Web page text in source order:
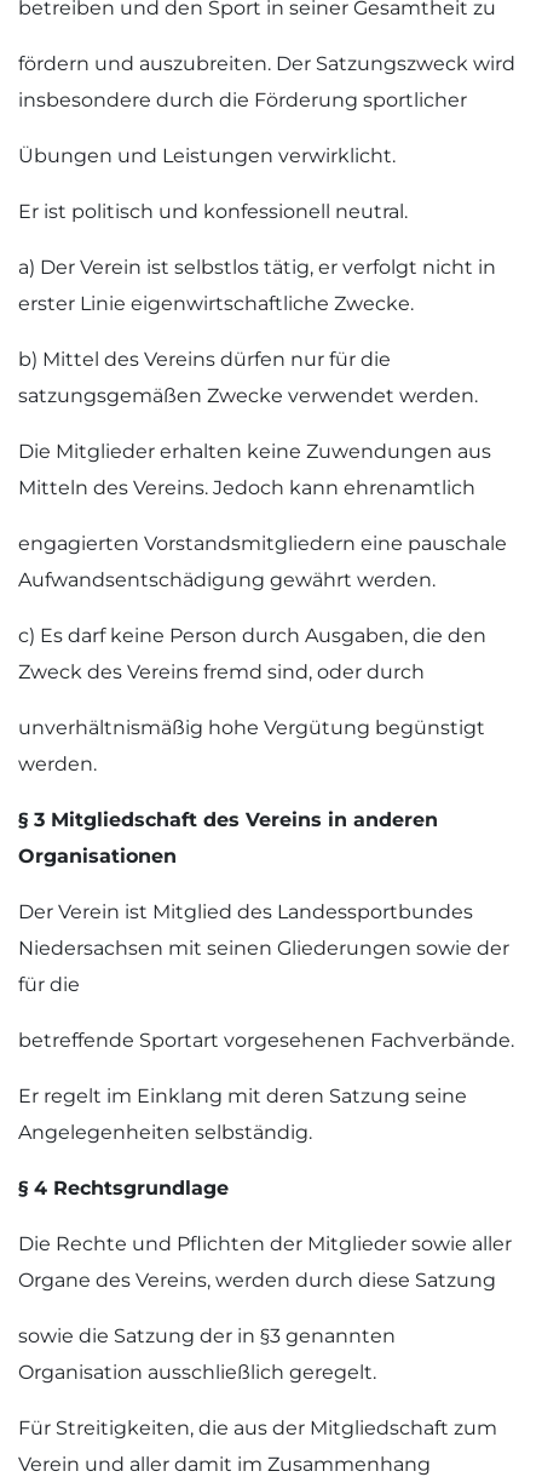
betreiben und den Sport in seiner Gesamtheit zu
fördern und auszubreiten. Der Satzungszweck wird
insbesondere durch die Förderung sportlicher
Übungen und Leistungen verwirklicht.
Er ist politisch und konfessionell neutral.
a) Der Verein ist selbstlos tätig, er verfolgt nicht in
erster Linie eigenwirtschaftliche Zwecke.
b) Mittel des Vereins dürfen nur für die
satzungsgemäßen Zwecke verwendet werden.
Die Mitglieder erhalten keine Zuwendungen aus
Mitteln des Vereins. Jedoch kann ehrenamtlich
engagierten Vorstandsmitgliedern eine pauschale
Aufwandsentschädigung gewährt werden.
c) Es darf keine Person durch Ausgaben, die den
Zweck des Vereins fremd sind, oder durch
unverhältnismäßig hohe Vergütung begünstigt
werden.
§ 3 Mitgliedschaft des Vereins in anderen
Organisationen
Der Verein ist Mitglied des Landessportbundes
Niedersachsen mit seinen Gliederungen sowie der
für die
betreffende Sportart vorgesehenen Fachverbände.
Er regelt im Einklang mit deren Satzung seine
Angelegenheiten selbständig.
§ 4 Rechtsgrundlage
Die Rechte und Pflichten der Mitglieder sowie aller
Organe des Vereins, werden durch diese Satzung
sowie die Satzung der in §3 genannten
Organisation ausschließlich geregelt.
Für Streitigkeiten, die aus der Mitgliedschaft zum
Verein und aller damit im Zusammenhang